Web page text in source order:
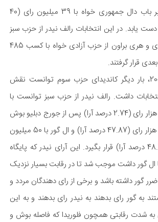
درصد آرا) توانست بر باب دال جمهوری خواه با 39 میلیون رای (40
یابد. در این انتخابات رالف نیدر از حزب سبز
با کسب 685 هزار رای و هری براون از حزب آزادی خواه با کسب 485
قرار گرفتند.
در انتخابات سال 2000، بار دیگر کاندیدای حزب سوم توانست نقش
داشت. رالف نیدر از حزب سبز توانست با
کسب 2 میلیون 800 هزار رای (2.74 درصد آرا) پس از جورج دبلیو بوش
با 50 میلیون و 456 هزار رای (47.87 درصد آرا) و ال گور با 50 میلیون
و 999 هزار رای (48.38 درصد آرا) قرار بگیرد. این آرای نیدر که پایگاه
ال گور داشت موجب شد تا در رقابت بسیار نزدیک
گور داشته باشد و برخی از رای دهندگان مردد و
به گور رای بدهند به نیدر رای بدهند و به این
شدت رقابتی همچون فلوریدا که فاصله بوش و